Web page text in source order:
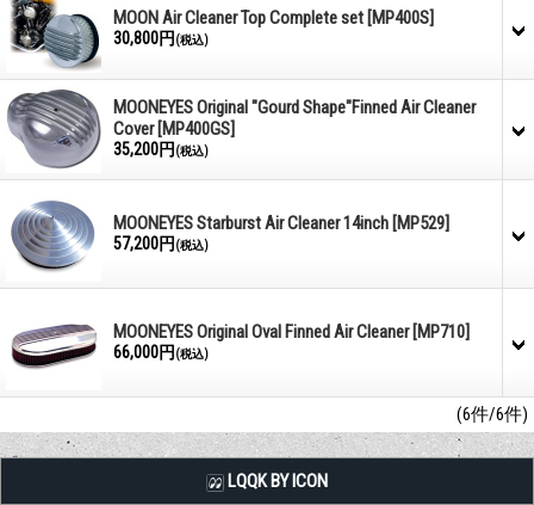
MOON Air Cleaner Top Complete set [MP400S]
30,800円 (税込)
MOONEYES Original "Gourd Shape"Finned Air Cleaner
Cover [MP400GS]
35,200円 (税込)
MOONEYES Starburst Air Cleaner 14inch [MP529]
57,200円 (税込)
MOONEYES Original Oval Finned Air Cleaner [MP710]
66,000円 (税込)
(6件/6件)
LQQK BY ICON